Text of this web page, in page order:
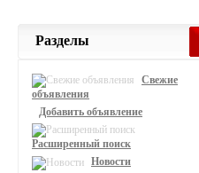
Разделы
Свежие
объявления
Добавить объявление
Расширенный поиск
Новости